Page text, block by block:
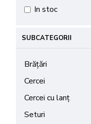
SUBCATEGORII
Brățări
Cercei
Cercei cu lanț
Seturi
In stoc